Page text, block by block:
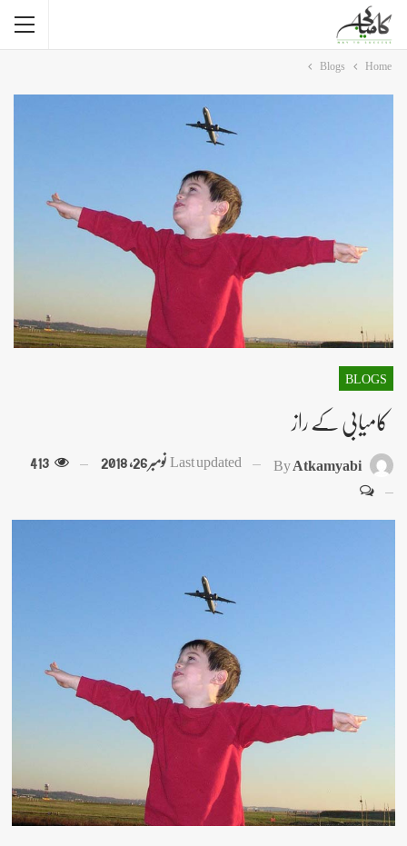
Home
Blogs
BLOGS
کامیابی کے راز
ByAtkamyabi
Last updatedنومبر 26, 2018 413